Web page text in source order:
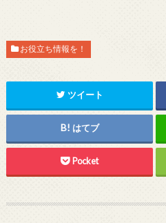
お役立ち情報を！
ツイート
はてブ
Pocket